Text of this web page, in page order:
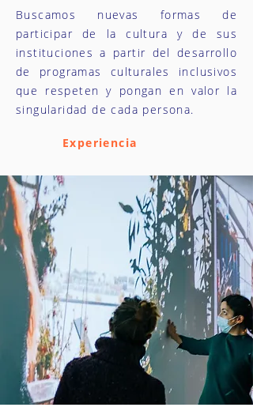
Buscamos nuevas formas de
participar de la cultura y de sus
instituciones a partir del desarrollo
de programas culturales inclusivos
que respeten y pongan en valor la
singularidad de cada persona.
Experiencia